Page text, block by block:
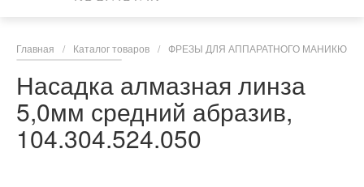
Главная / Каталог товаров / ФРЕЗЫ ДЛЯ АППАРАТНОГО
Насадка алмазная линза
5,0мм средний абразив,
104.304.524.050